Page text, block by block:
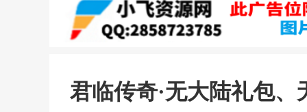
君临传奇·无大陆礼包、